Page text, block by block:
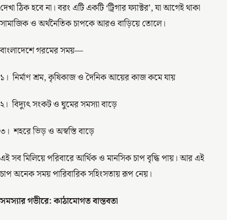
দেখা ঠিক হবে না। বরং এটি একটি ‘ট্রিগার ফ্যাক্টর’, যা আগেই থাকা
সামাজিক ও অর্থনৈতিক চাপকে আরও বাড়িয়ে তোলে।
বাংলাদেশে গরমের সময়—
১। নির্মাণ শ্রম, কৃষিকাজ ও দৈনিক আয়ের কাজ কমে যায়
২। বিদ্যুৎ সংকট ও ঘুমের সমস্যা বাড়ে
৩। শহরে ভিড় ও অস্বস্তি বাড়ে
এই সব মিলিয়ে পরিবারে আর্থিক ও মানসিক চাপ বৃদ্ধি পায়। আর এই
চাপ অনেক সময় পারিবারিক সহিংসতায় রূপ নেয়।
সমস্যার গভীরে: কাঠামোগত বাস্তবতা